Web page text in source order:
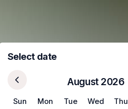
Select date
August 2026
Sun Mon Tue Wed Thu